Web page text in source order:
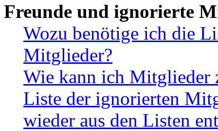
Freunde und ignorierte
Wozu benötige ich die
Mitglieder?
Wie kann ich Mitglieder
Liste der ignorierten
wieder aus den Listen